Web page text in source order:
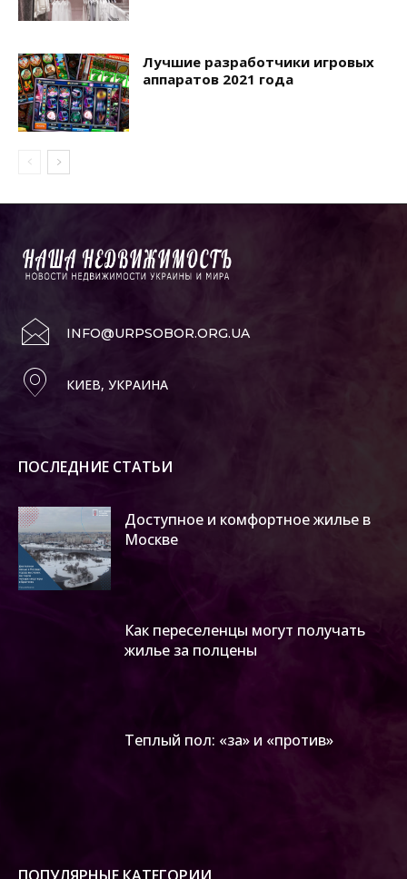
Лучшие разработчики игровых
аппаратов 2021 года
INFO@URPSOBOR.ORG.UA
КИЕВ, УКРАИНА
ПОСЛЕДНИЕ СТАТЬИ
Доступное и комфортное жилье в
Москве
Как переселенцы могут получать
жилье за полцены
Теплый пол: «за» и «против»